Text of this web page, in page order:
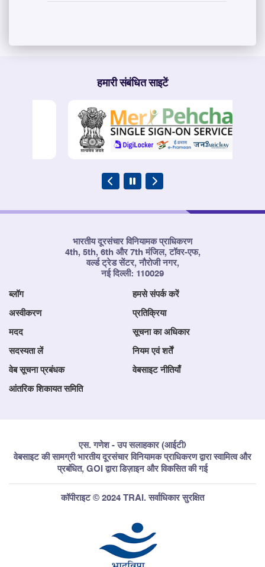
हमारी संबंधित साइटें
भारतीय दूरसंचार विनियामक प्राधिकरण
4th, 5th, 6th और 7th मंजिल, टॉवर-एफ,
वर्ल्ड ट्रेड सेंटर, नौरोजी नगर,
नई दिल्ली: 110029
ब्लॉग हमसे संपर्क करें
अस्वीकरण प्रतिक्रिया
मदद सूचना का अधिकार
सदस्यता लें नियम एवं शर्तें
वेब सूचना प्रबंधक वेबसाइट नीतियाँ
आंतरिक शिकायत समिति
एस. गणेश - उप सलाहकार (आईटी)
वेबसाइट की सामग्री भारतीय दूरसंचार विनियामक प्राधिकरण द्वारा स्वामित्व और
प्रबंधित, GOI द्वारा डिज़ाइन और विकसित की गई
कॉपीराइट © 2024 TRAI. सर्वाधिकार सुरक्षित